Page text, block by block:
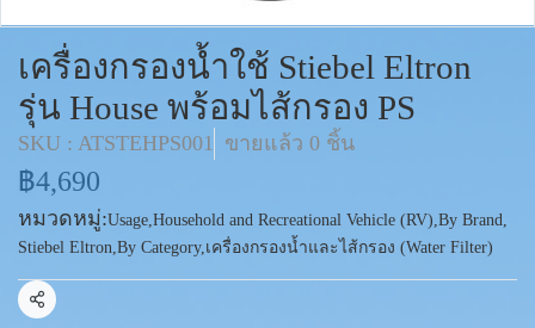
เครื่องกรองน้ำใช้ Stiebel Eltron
รุ่น House พร้อมไส้กรอง PS
SKU : ATSTEHPS001 ขายแล้ว 0 ชิ้น
฿4,690
หมวดหมู่:Usage,Household and Recreational Vehicle (RV),By Brand,
Stiebel Eltron,By Category,เครื่องกรองน้ำและไส้กรอง (Water Filter)
แชร์